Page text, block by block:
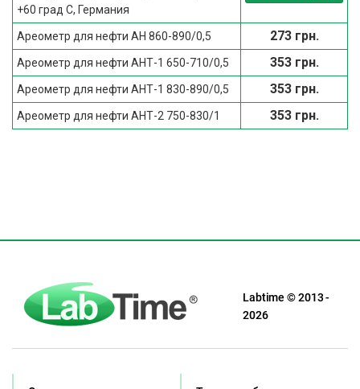
+60 град C, Германия
Ареометр для нефти АН 860-890/0,5 273 грн.
Ареометр для нефти АНТ-1 650-710/0,5 353 грн.
Ареометр для нефти АНТ-1 830-890/0,5 353 грн.
Ареометр для нефти АНТ-2 750-830/1 353 грн.
Labtime © 2013 -
2026